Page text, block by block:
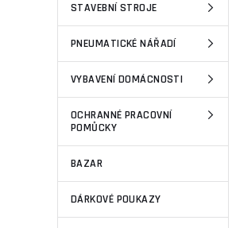
STAVEBNÍ STROJE
PNEUMATICKÉ NÁŘADÍ
VYBAVENÍ DOMÁCNOSTI
OCHRANNÉ PRACOVNÍ
POMŮCKY
BAZAR
DÁRKOVÉ POUKAZY
stahovací pásky, do max. šíře
pásku 12mm
3 %